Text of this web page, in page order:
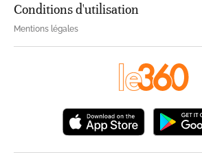
Conditions d'utilisation
Mentions légales